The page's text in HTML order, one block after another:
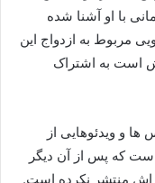
با او آشنا شده
مربوط به ازدواج این
است به اشتراک
و ویدئوهایی از
که پس از آن دیگر
اش منتشر نکرده است.